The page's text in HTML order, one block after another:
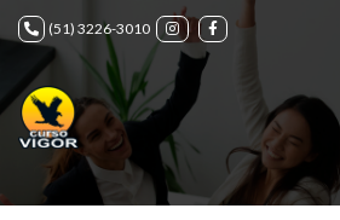
(51) 3226-3010